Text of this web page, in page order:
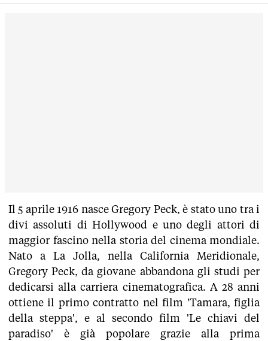
Il 5 aprile 1916 nasce Gregory Peck, è stato uno tra i
divi assoluti di Hollywood e uno degli attori di
maggior fascino nella storia del cinema mondiale.
Nato a La Jolla, nella California Meridionale,
Gregory Peck, da giovane abbandona gli studi per
dedicarsi alla carriera cinematografica. A 28 anni
ottiene il primo contratto nel film 'Tamara, figlia
della steppa', e al secondo film 'Le chiavi del
paradiso' è già popolare grazie alla prima